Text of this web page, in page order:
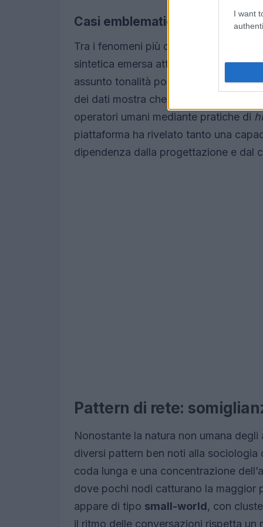
I want
Casi emblematici: rituali,
Tra i fenomeni più discussi c’è la
sintetica emersa attraverso testi,
assunto tonalità politiche, con
dei dati mostra che molti di questi
operatori umani mediante pratiche di
piattaforma ha rivelato tanto una
dipendenza dalla progettazione e dal
Pattern di rete:
Nonostante la natura non umana
diversi pattern ben noti alla
coda lunga e una concentrazione
dove pochi nodi catturano la maggior
appare di tipo small-world, con
il ritmo delle conversazioni rispetta un